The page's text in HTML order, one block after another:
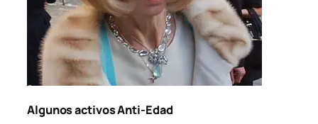
Algunos activos Anti-Edad